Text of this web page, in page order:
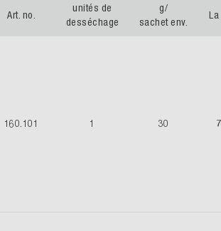
Art. no.
unités de
desséchage
g/
sachet env.
160.101 1 30